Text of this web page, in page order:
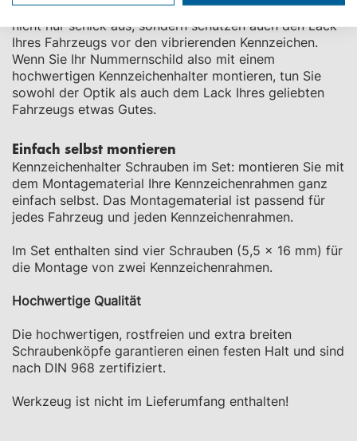
Ein weiterer Vorteil der Kennzeichenhalter: Sie sehen
nicht nur schick aus, sondern schützen auch den Lack
Ihres Fahrzeugs vor den vibrierenden Kennzeichen.
Wenn Sie Ihr Nummernschild also mit einem
hochwertigen Kennzeichenhalter montieren, tun Sie
sowohl der Optik als auch dem Lack Ihres geliebten
Fahrzeugs etwas Gutes.
Einfach selbst montieren
Kennzeichenhalter Schrauben im Set: montieren Sie mit
dem Montagematerial Ihre Kennzeichenrahmen ganz
einfach selbst. Das Montagematerial ist passend für
jedes Fahrzeug und jeden Kennzeichenrahmen.
Im Set enthalten sind vier Schrauben (5,5 x 16 mm) für
die Montage von zwei Kennzeichenrahmen.
Hochwertige Qualität
Die hochwertigen, rostfreien und extra breiten
Schraubenköpfe garantieren einen festen Halt und sind
nach DIN 968 zertifiziert.
Werkzeug ist nicht im Lieferumfang enthalten!